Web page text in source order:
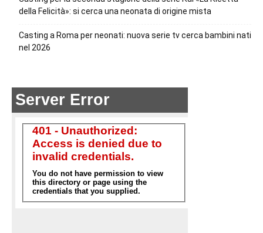
della Felicità»: si cerca una neonata di origine mista
Casting a Roma per neonati: nuova serie tv cerca bambini nati
nel 2026